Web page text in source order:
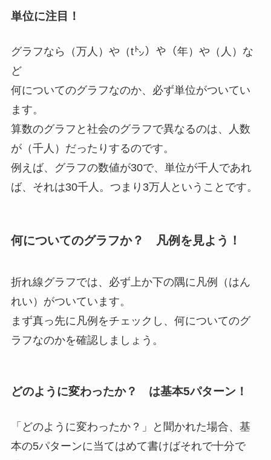
単位に注目！
グラフなら（万人）や（t㌧）や（年）や（人）な
ど
何についてのグラフなのか、必ず単位がついてい
ます。
算数のグラフと社会のグラフで異なるのは、人数
が（千人）だったりするのです。
例えば、グラフの数値が30で、単位が千人であれ
ば、それは30千人。つまり3万人ということです。
何についてのグラフか？ 凡例を見よう！
折れ線グラフでは、必ず上か下の隅に凡例（はん
れい）がついています。
まず真っ先に凡例をチェックし、何についてのグ
ラフなのかを確認しましょう。
どのように変わったか？ は基本5パターン！
「どのように変わったか？」と聞かれた場合、基
本の5パターンに当てはめて書けばそれで十分で